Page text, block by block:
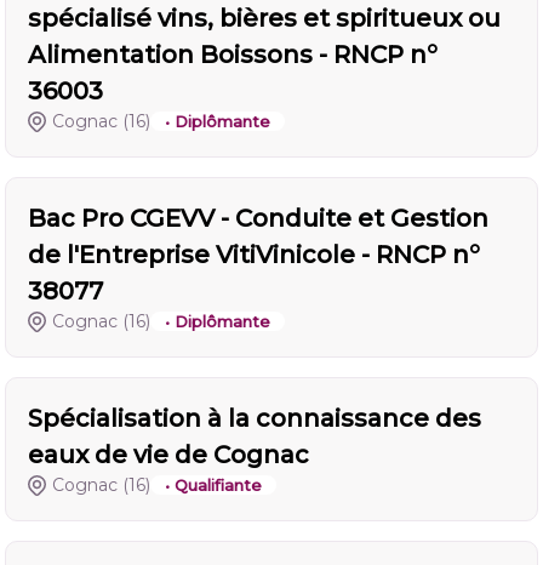
spécialisé vins, bières et spiritueux ou
Alimentation Boissons - RNCP n°
36003
Cognac (16) • Diplômante
Bac Pro CGEVV - Conduite et Gestion
de l'Entreprise VitiVinicole - RNCP n°
38077
Cognac (16) • Diplômante
Spécialisation à la connaissance des
eaux de vie de Cognac
Cognac (16) • Qualifiante